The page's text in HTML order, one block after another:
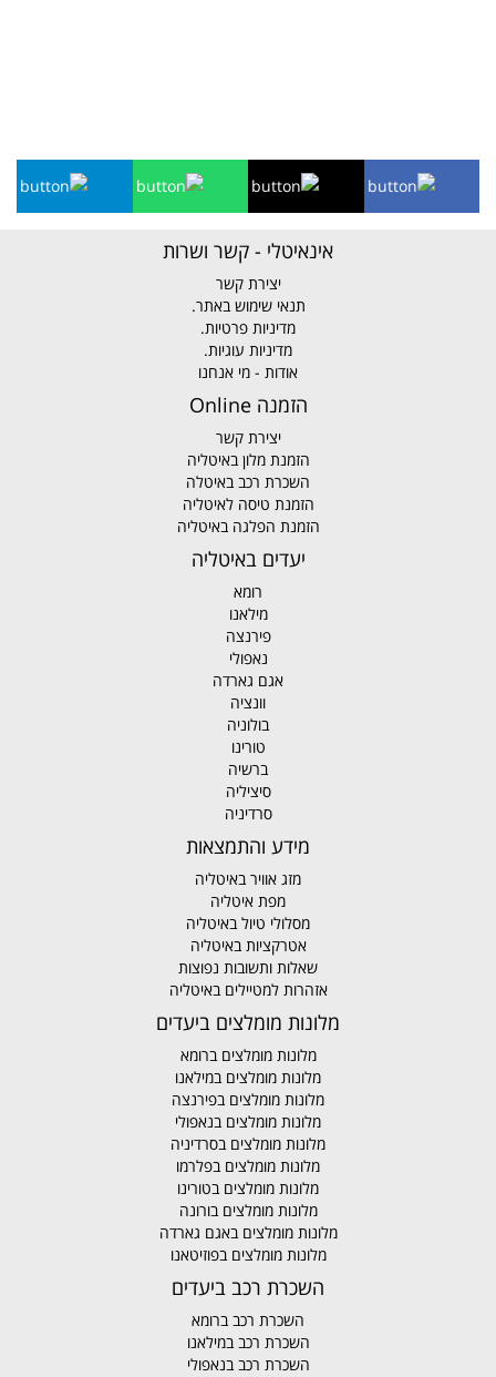
אינאיטלי - קשר ושרות
יצירת קשר
תנאי שימוש באתר.
מדיניות פרטיות.
מדיניות עוגיות.
אודות - מי אנחנו
הזמנה Online
יצירת קשר
הזמנת מלון באיטליה
השכרת רכב באיטלה
הזמנת טיסה לאיטליה
הזמנת הפלגה באיטליה
יעדים באיטליה
רומא
מילאנו
פירנצה
נאפולי
אגם גארדה
וונציה
בולוניה
טורינו
ברשיה
סיציליה
סרדיניה
מידע והתמצאות
מזג אוויר באיטליה
מפת איטליה
מסלולי טיול באיטליה
אטרקציות באיטליה
שאלות ותשובות נפוצות
אזהרות למטיילים באיטליה
מלונות מומלצים ביעדים
מלונות מומלצים ברומא
מלונות מומלצים במילאנו
מלונות מומלצים בפירנצה
מלונות מומלצים בנאפולי
מלונות מומלצים בסרדיניה
מלונות מומלצים בפלרמו
מלונות מומלצים בטורינו
מלונות מומלצים בורונה
מלונות מומלצים באגם גארדה
מלונות מומלצים בפוזיטאנו
השכרת רכב ביעדים
השכרת רכב ברומא
השכרת רכב במילאנו
השכרת רכב בנאפולי